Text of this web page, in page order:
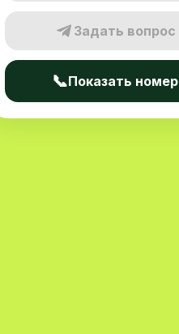
Задать вопрос
📞Показать номер